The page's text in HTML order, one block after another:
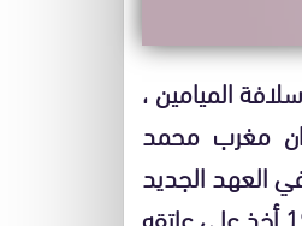
الميامين ،
ان مغرب محمد
العهد الجديد